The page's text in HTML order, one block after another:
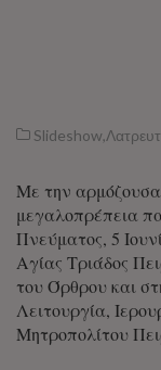
Slideshow,
Με την αρμόζουσα
μεγαλοπρέπεια
Πνεύματος, 5
Αγίας Τριάδος
του Όρθρου και
Λειτουργία,
Μητροπολίτου